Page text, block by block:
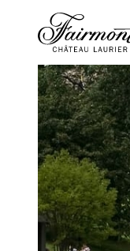
Skip to main content